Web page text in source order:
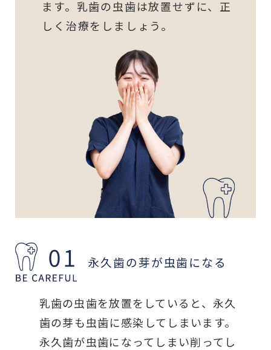
ます。乳歯の虫歯は放置せずに、正
しく治療をしましょう。
永久歯の芽が虫歯になる
乳歯の虫歯を放置をしていると、永久
歯の芽も虫歯に感染してしまいます。
永久歯が虫歯になってしまい削ってし